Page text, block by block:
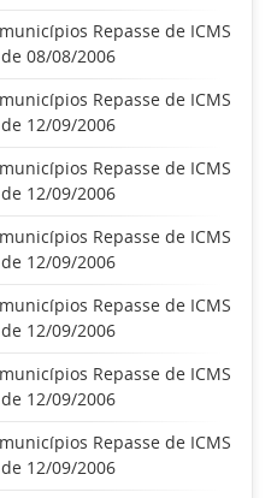
Repasse de ICMS
08/08/2006
Repasse de ICMS
12/09/2006
Repasse de ICMS
12/09/2006
Repasse de ICMS
12/09/2006
Repasse de ICMS
12/09/2006
Repasse de ICMS
12/09/2006
Repasse de ICMS
12/09/2006